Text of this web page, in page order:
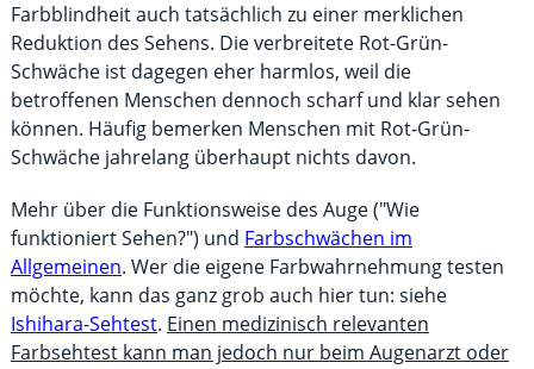
Farbblindheit auch tatsächlich zu einer merklichen
Reduktion des Sehens. Die verbreitete Rot-Grün-
Schwäche ist dagegen eher harmlos, weil die
betroffenen Menschen dennoch scharf und klar sehen
können. Häufig bemerken Menschen mit Rot-Grün-
Schwäche jahrelang überhaupt nichts davon.
Mehr über die Funktionsweise des Auge ("Wie
funktioniert Sehen?") und Farbschwächen im
Allgemeinen. Wer die eigene Farbwahrnehmung testen
möchte, kann das ganz grob auch hier tun: siehe
Ishihara-Sehtest. Einen medizinisch relevanten
Farbsehtest kann man jedoch nur beim Augenarzt oder